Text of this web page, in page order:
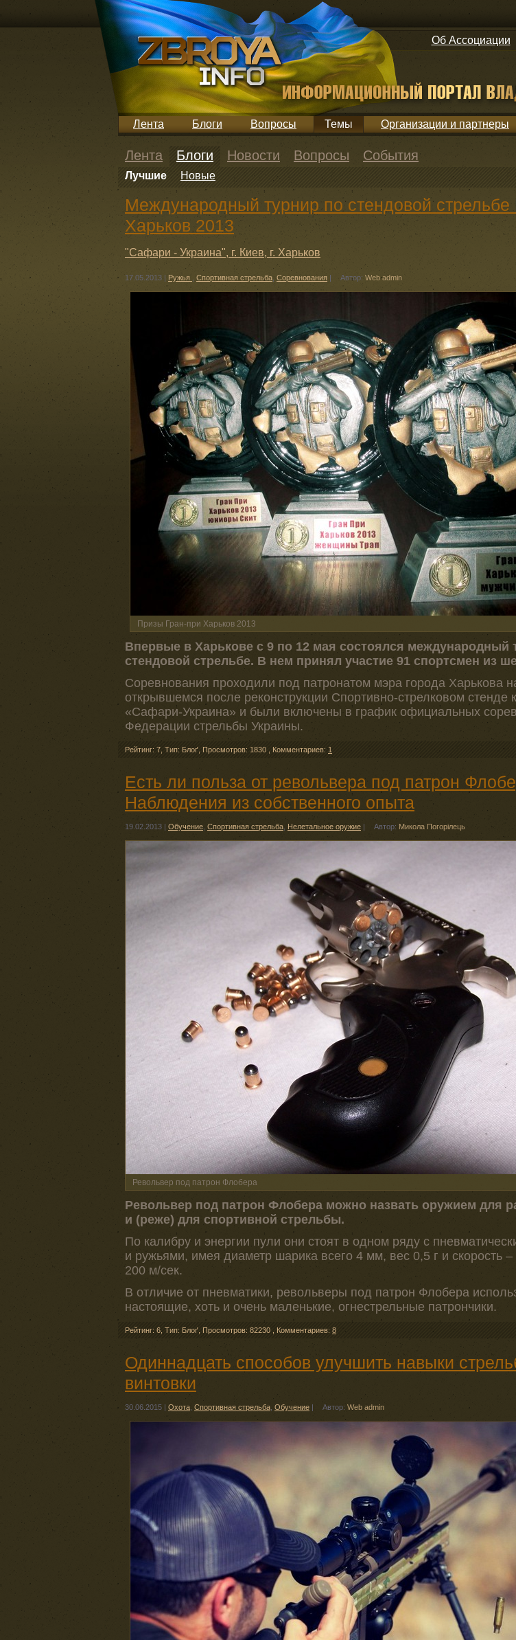
Об Ассоциации
Лента Блоги Вопросы Темы Организации и партнеры
Лента Блоги Новости Вопросы События
Лучшие Новые
Международный турнир по стендовой стрельбе
Харьков 2013
"Сафари - Украина", г. Киев, г. Харьков
17.05.2013 | Ружья Спортивная стрельба Соревнования | Автор: Web admin
Призы Гран-при Харьков 2013
Впервые в Харькове с 9 по 12 мая состоялся международный
стендовой стрельбе. В нем принял участие 91 спортсмен из
Соревнования проходили под патронатом мэра города Харькова
открывшемся после реконструкции Спортивно-стрелковом стенде
«Сафари-Украина» и были включены в график официальных
Федерации стрельбы Украины.
Рейтинг: 7 Тип: Блоґ Просмотров: 1830 Комментариев: 1
Есть ли польза от револьвера под патрон
Наблюдения из собственного опыта
19.02.2013 | Обучение Спортивная стрельба Нелетальное оружие | Автор: Микола Погорілець
Револьвер под патрон Флобера
Револьвер под патрон Флобера можно назвать оружием для
и (реже) для спортивной стрельбы.
По калибру и энергии пули они стоят в одном ряду с
и ружьями, имея диаметр шарика всего 4 мм, вес 0,5 г и скорость
200 м/сек.
В отличие от пневматики, револьверы под патрон Флобера
настоящие, хоть и очень маленькие, огнестрельные патрончики.
Рейтинг: 6 Тип: Блоґ Просмотров: 82230 Комментариев: 8
Одиннадцать способов улучшить навыки
винтовки
30.06.2015 | Охота Спортивная стрельба Обучение | Автор: Web admin